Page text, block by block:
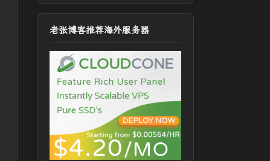
老张博客推荐海外服务器